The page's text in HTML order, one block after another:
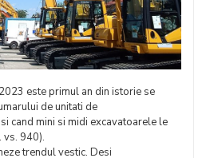
este primul an din istorie se
de unitati de
cand mini si midi excavatoarele le
vs. 940).
trendul vestic. Desi